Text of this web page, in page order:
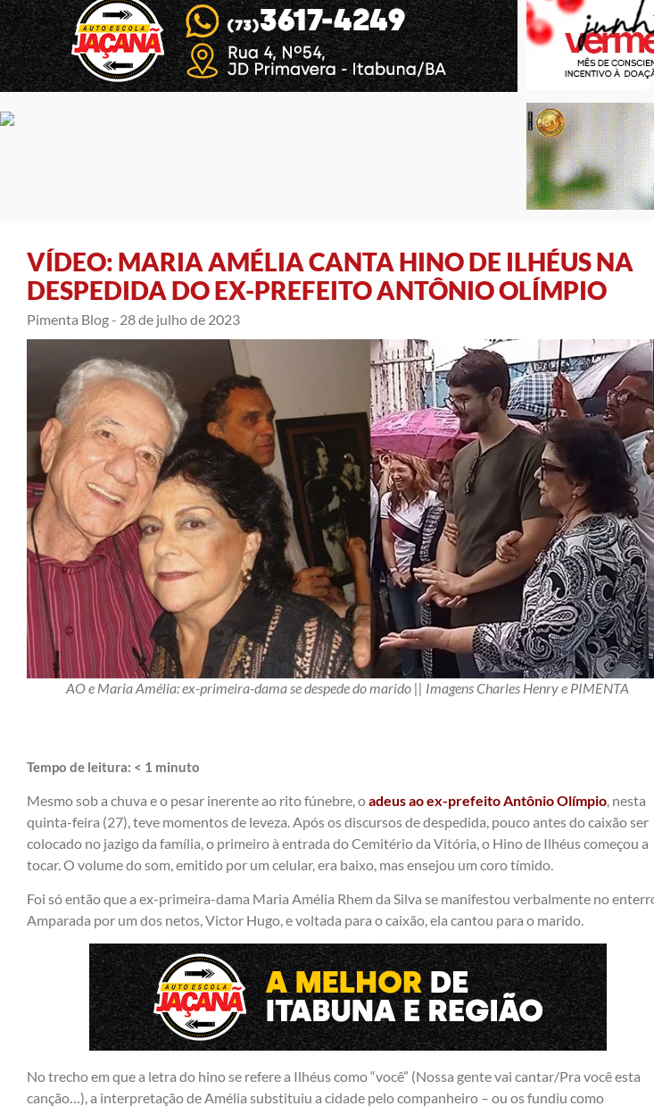
VÍDEO: MARIA AMÉLIA CANTA HINO DE ILHÉUS NA
DESPEDIDA DO EX-PREFEITO ANTÔNIO OLÍMPIO
Pimenta Blog - 28 de julho de 2023
AO e Maria Amélia: ex-primeira-dama se despede do marido || Imagens Charles Henry e PIMENTA
Tempo de leitura: < 1 minuto
Mesmo sob a chuva e o pesar inerente ao rito fúnebre, oadeus ao ex-prefeito Antônio Olímpio , nesta
quinta-feira (27), teve momentos de leveza. Após os discursos de despedida, pouco antes do caixão ser
colocado no jazigo da família, o primeiro à entrada do Cemitério da Vitória, o Hino de Ilhéus começou a
tocar. O volume do som, emitido por um celular, era baixo, mas ensejou um coro tímido.
Foi só então que a ex-primeira-dama Maria Amélia Rhem da Silva se manifestou verbalmente no
Amparada por um dos netos, Victor Hugo, e voltada para o caixão, ela cantou para o marido.
No trecho em que a letra do hino se refere a Ilhéus como “você” (Nossa gente vai cantar/Pra você esta
canção…), a interpretação de Amélia substituiu a cidade pelo companheiro – ou os fundiu como